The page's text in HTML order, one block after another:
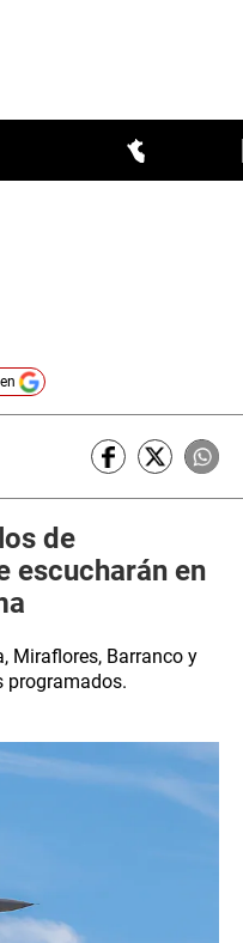
de
escucharán en
Miraflores, Barranco y
programados.